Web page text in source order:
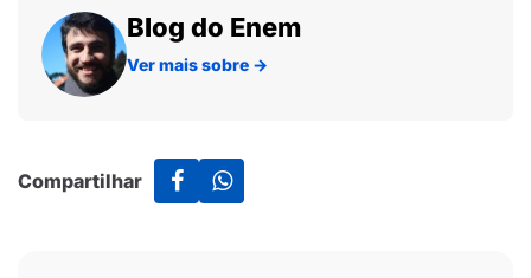
Blog do Enem
Ver mais sobre →
Compartilhar